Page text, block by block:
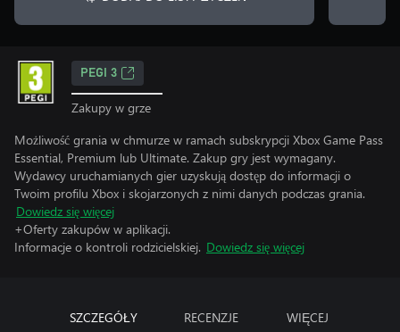
PEGI 3
Zakupy w grze
Możliwość grania w chmurze w ramach subskrypcji Xbox Game Pass
Essential, Premium lub Ultimate. Zakup gry jest wymagany.
Wydawcy uruchamianych gier uzyskują dostęp do informacji o
Twoim profilu Xbox i skojarzonych z nimi danych podczas grania.
Dowiedz się więcej
+Oferty zakupów w aplikacji.
Informacje o kontroli rodzicielskiej. Dowiedz się więcej
SZCZEGÓŁY RECENZJE WIĘCEJ